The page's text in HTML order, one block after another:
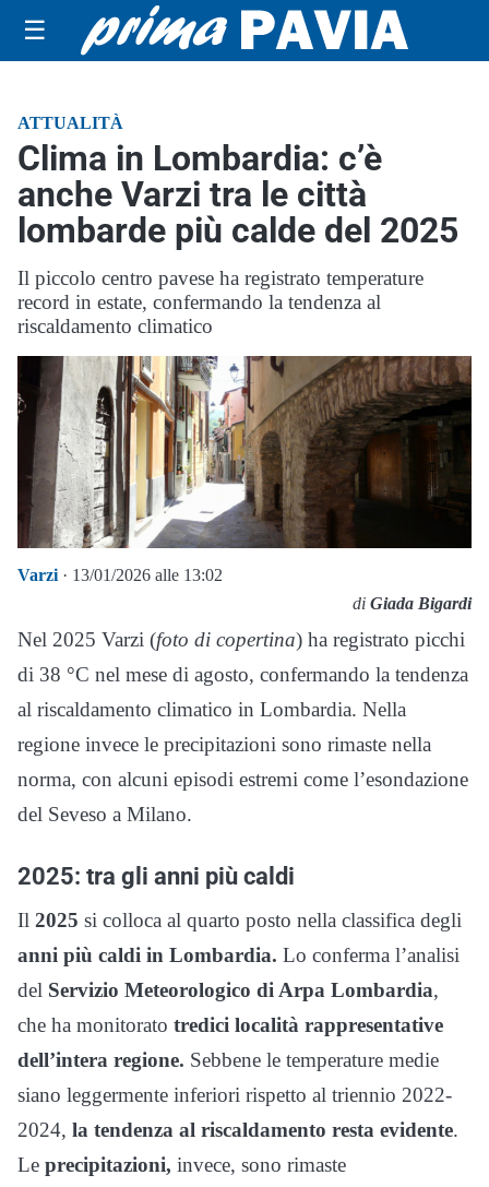
☰
ATTUALITÀ
Clima in Lombardia: c’è
anche Varzi tra le città
lombarde più calde del 2025
Il piccolo centro pavese ha registrato temperature
record in estate, confermando la tendenza al
riscaldamento climatico
Varzi · 13/01/2026 alle 13:02
di Giada Bigardi
Nel 2025 Varzi (foto di copertina) ha registrato picchi
di 38 °C nel mese di agosto, confermando la tendenza
al riscaldamento climatico in Lombardia. Nella
regione invece le precipitazioni sono rimaste nella
norma, con alcuni episodi estremi come l’esondazione
del Seveso a Milano.
2025: tra gli anni più caldi
Il 2025 si colloca al quarto posto nella classifica degli
anni più caldi in Lombardia. Lo conferma l’analisi
del Servizio Meteorologico di Arpa Lombardia,
che ha monitorato tredici località rappresentative
dell’intera regione. Sebbene le temperature medie
siano leggermente inferiori rispetto al triennio 2022-
2024, la tendenza al riscaldamento resta evidente.
Le precipitazioni, invece, sono rimaste